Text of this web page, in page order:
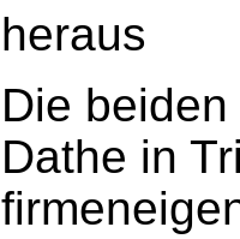
heraus
Die
Dathe in